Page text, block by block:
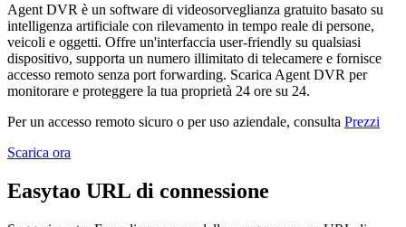
Agent DVR è un software di videosorveglianza gratuito basato su
intelligenza artificiale con rilevamento in tempo reale di persone,
veicoli e oggetti. Offre un'interfaccia user-friendly su qualsiasi
dispositivo, supporta un numero illimitato di telecamere e fornisce
accesso remoto senza port forwarding. Scarica Agent DVR per
monitorare e proteggere la tua proprietà 24 ore su 24.
Per un accesso remoto sicuro o per uso aziendale, consulta Prezzi
Scarica ora
Easytao URL di connessione